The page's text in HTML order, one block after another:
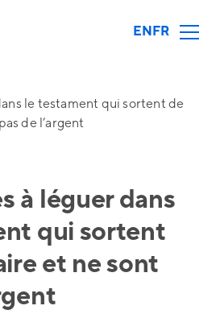
ENFR
le testament qui sortent de
de l’argent
à léguer dans
qui sortent
et ne sont